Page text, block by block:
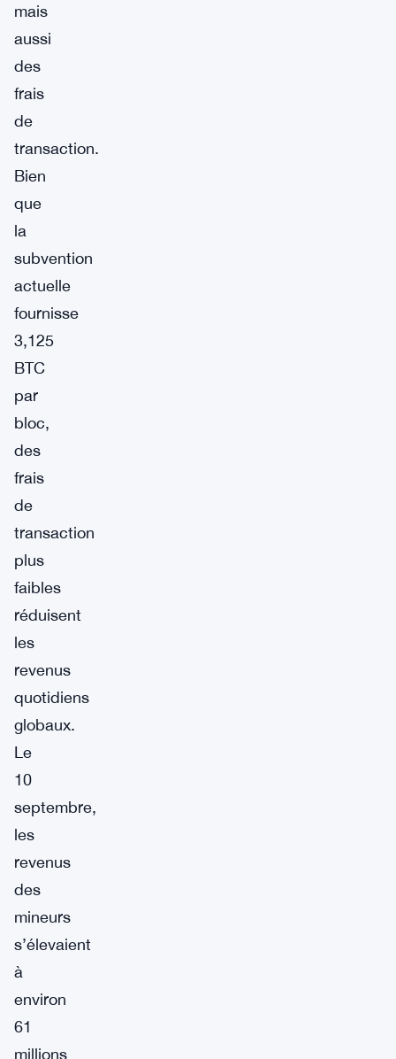
mais
aussi
des
frais
de
transaction.
Bien
que
la
subvention
actuelle
fournisse
3,125
BTC
par
bloc,
des
frais
de
transaction
plus
faibles
réduisent
les
revenus
quotidiens
globaux.
Le
10
septembre,
les
revenus
des
mineurs
s’élevaient
à
environ
61
millions